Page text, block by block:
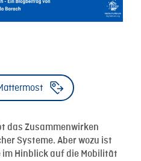
das Zusammenwirken
Systeme. Aber wozu ist
Hinblick auf die Mobilität